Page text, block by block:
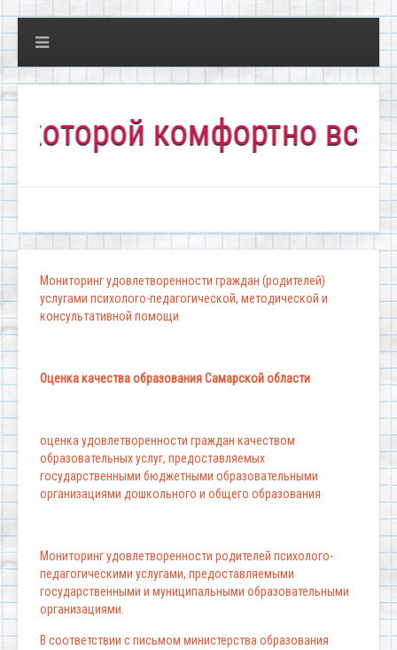
комфортно всем!"
Мониторинг удовлетворенности граждан (родителей)
услугами психолого-педагогической, методической и
консультативной помощи
Оценка качества образования Самарской области
оценка удовлетворенности граждан качеством
образовательных услуг, предоставляемых
государственными бюджетными образовательными
организациями дошкольного и общего образования
Мониторинг удовлетворенности родителей психолого-
педагогическими услугами, предоставляемыми
государственными и муниципальными образовательными
организациями.
В соответствии с письмом министерства образования